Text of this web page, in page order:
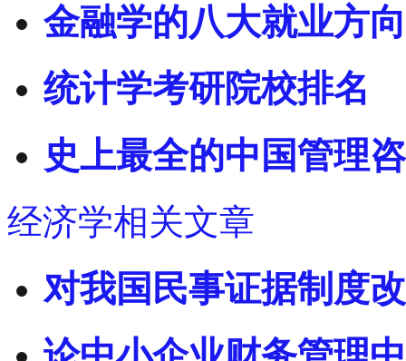
金融学的八大就业方
统计学考研院校排名
史上最全的中国管理
经济学相关文章
对我国民事证据制度